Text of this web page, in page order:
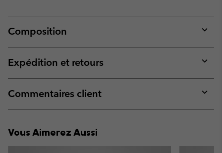
Composition
or
Expédition et retours
or
Commentaires client
or
Vous Aimerez Aussi